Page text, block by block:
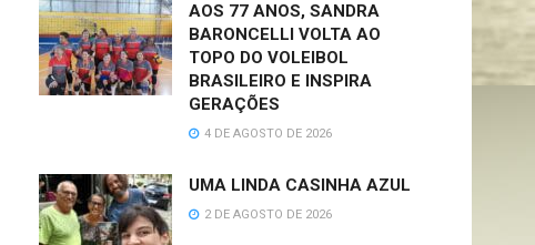
AOS 77 ANOS, SANDRA
BARONCELLI VOLTA AO
TOPO DO VOLEIBOL
BRASILEIRO E INSPIRA
GERAÇÕES
4 DE AGOSTO DE 2026
UMA LINDA CASINHA AZUL
2 DE AGOSTO DE 2026